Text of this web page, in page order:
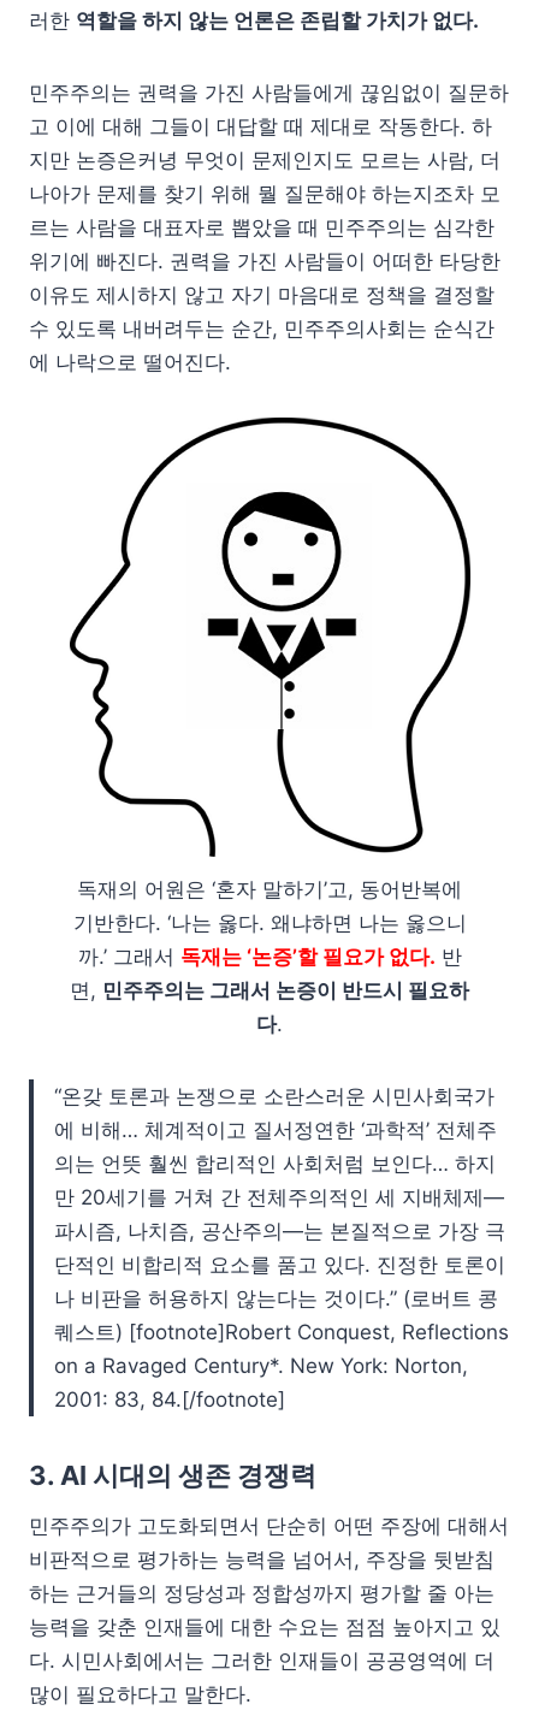
러한 역할을 하지 않는 언론은 존립할 가치가 없다.
민주주의는 권력을 가진 사람들에게 끊임없이 질문하
고 이에 대해 그들이 대답할 때 제대로 작동한다. 하
지만 논증은커녕 무엇이 문제인지도 모르는 사람, 더
나아가 문제를 찾기 위해 뭘 질문해야 하는지조차 모
르는 사람을 대표자로 뽑았을 때 민주주의는 심각한
위기에 빠진다. 권력을 가진 사람들이 어떠한 타당한
이유도 제시하지 않고 자기 마음대로 정책을 결정할
수 있도록 내버려두는 순간, 민주주의사회는 순식간
에 나락으로 떨어진다.
독재의 어원은 ‘혼자 말하기’고, 동어반복에
기반한다. ‘나는 옳다. 왜냐하면 나는 옳으니
까.’ 그래서 독재는 ‘논증’할 필요가 없다. 반
면, 민주주의는 그래서 논증이 반드시 필요하
다.
“온갖 토론과 논쟁으로 소란스러운 시민사회국가
에 비해… 체계적이고 질서정연한 ‘과학적’ 전체주
의는 언뜻 훨씬 합리적인 사회처럼 보인다… 하지
만 20세기를 거쳐 간 전체주의적인 세 지배체제—
파시즘, 나치즘, 공산주의—는 본질적으로 가장 극
단적인 비합리적 요소를 품고 있다. 진정한 토론이
나 비판을 허용하지 않는다는 것이다.” (로버트 콩
퀘스트) [footnote]Robert Conquest, Reflections
on a Ravaged Century*. New York: Norton,
2001: 83, 84.[/footnote]
3. AI 시대의 생존 경쟁력
민주주의가 고도화되면서 단순히 어떤 주장에 대해서
비판적으로 평가하는 능력을 넘어서, 주장을 뒷받침
하는 근거들의 정당성과 정합성까지 평가할 줄 아는
능력을 갖춘 인재들에 대한 수요는 점점 높아지고 있
다. 시민사회에서는 그러한 인재들이 공공영역에 더
많이 필요하다고 말한다.